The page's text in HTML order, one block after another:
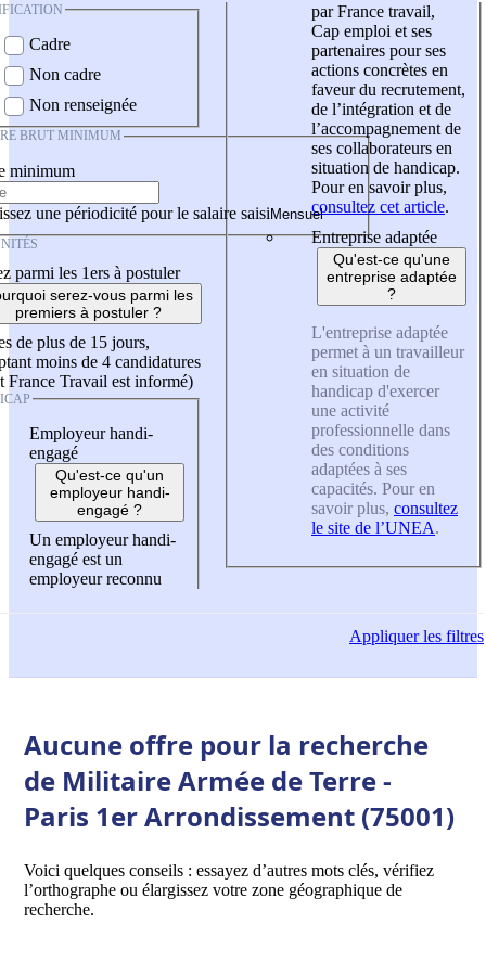
Cadre
Non cadre
Non renseignée
BRUT MINIMUM
minimum
une périodicité pour le salaire saisi
parmi les 1ers à postuler
serez-vous parmi les
premiers à postuler ?
de plus de 15 jours,
moins de 4 candidatures
France Travail est informé)
Employeur handi-
engagé
Qu'est-ce qu'un
employeur handi-
engagé ?
Un employeur handi-
engagé est un
employeur reconnu
par France travail,
Cap emploi et ses
partenaires pour ses
actions concrètes en
faveur du recrutement,
de l’intégration et de
l’accompagnement de
ses collaborateurs en
situation de handicap.
Pour en savoir plus,
consultez cet article.
Entreprise adaptée
Qu'est-ce qu'une
entreprise adaptée
?
L'entreprise adaptée
permet à un travailleur
en situation de
handicap d'exercer
une activité
professionnelle dans
des conditions
adaptées à ses
capacités. Pour en
savoir plus, consultez
le site de l’UNEA.
Appliquerles filtres
Aucune offre pour la recherche
de Militaire Armée de Terre -
Paris 1er Arrondissement (75001)
Voici quelques conseils : essayez d’autres mots clés, vérifiez
l’orthographe ou élargissez votre zone géographique de
recherche.